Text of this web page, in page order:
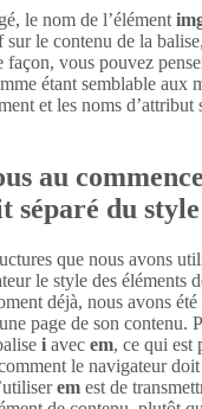
le nom de l’élément
le contenu de la
façon, vous pouvez
étant semblable aux
et les noms d’attribut
au
séparé du style
que nous avons
le style des éléments
déjà, nous avons été
page de son contenu.
i avec em, ce qui est
le navigateur
em est de